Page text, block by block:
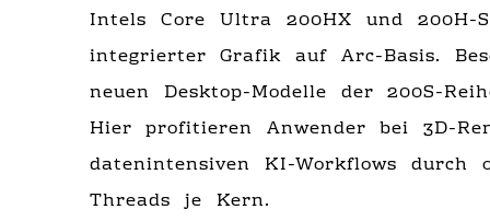
Intels Core Ultra 200HX und 200H-
integrierter Grafik auf Arc-Basis.
neuen Desktop-Modelle der 200S-
Hier profitieren Anwender bei 3D-
datenintensiven KI-Workflows durch
Threads je Kern.